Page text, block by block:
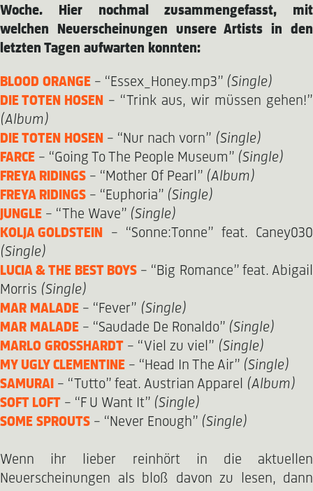
Woche. Hier nochmal zusammengefasst, mit
welchen Neuerscheinungen unsere Artists in den
letzten Tagen aufwarten konnten:
BLOOD ORANGE – “Essex_Honey.mp3” (Single)
DIE TOTEN HOSEN – “Trink aus, wir müssen gehen!”
(Album)
DIE TOTEN HOSEN – “Nur nach vorn” (Single)
FARCE – “Going To The People Museum” (Single)
FREYA RIDINGS – “Mother Of Pearl” (Album)
FREYA RIDINGS – “Euphoria” (Single)
JUNGLE – “The Wave” (Single)
KOLJA GOLDSTEIN
– “Sonne:Tonne” feat. Caney030
(Single)
LUCIA & THE BEST BOYS – “Big Romance” feat. Abigail
Morris (Single)
MAR MALADE – “Fever” (Single)
MAR MALADE – “Saudade De Ronaldo” (Single)
MARLO GROSSHARDT – “Viel zu viel” (Single)
MY UGLY CLEMENTINE – “Head In The Air” (Single)
SAMURAI – “Tutto” feat. Austrian Apparel (Album)
SOFT LOFT – “F U Want It” (Single)
SOME SPROUTS – “Never Enough” (Single)
Wenn ihr lieber reinhört in die aktuellen
Neuerscheinungen als bloß davon zu lesen, dann